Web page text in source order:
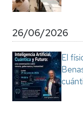
26/06/2026
El